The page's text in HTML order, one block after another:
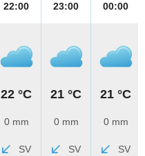
22:00
22 °C
0 mm
SV
23:00
21 °C
0 mm
SV
00:00
21 °C
0 mm
SV